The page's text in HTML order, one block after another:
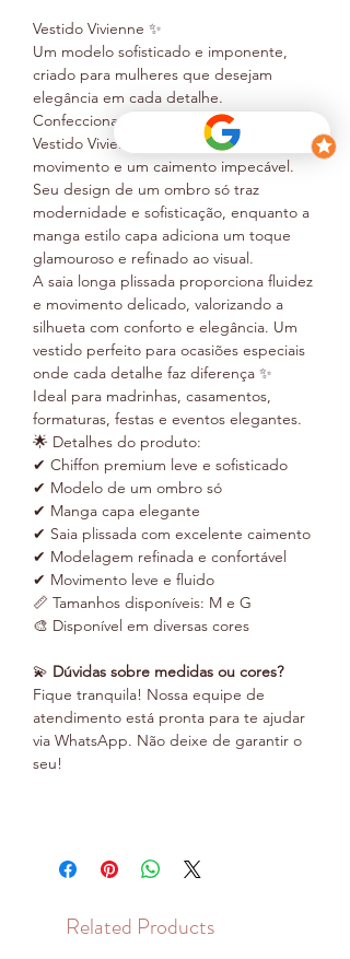
Vestido Vivienne ✨
Um modelo sofisticado e imponente,
criado para mulheres que desejam
elegância em cada detalhe.
Confeccionado em chiffon premium, o
Vestido Vivienne combina leveza,
movimento e um caimento impecável.
Seu design de um ombro só traz
modernidade e sofisticação, enquanto a
manga estilo capa adiciona um toque
glamouroso e refinado ao visual.
A saia longa plissada proporciona fluidez
e movimento delicado, valorizando a
silhueta com conforto e elegância. Um
vestido perfeito para ocasiões especiais
onde cada detalhe faz diferença ✨
Ideal para madrinhas, casamentos,
formaturas, festas e eventos elegantes.
🌟 Detalhes do produto:
✔ Chiffon premium leve e sofisticado
✔ Modelo de um ombro só
✔ Manga capa elegante
✔ Saia plissada com excelente caimento
✔ Modelagem refinada e confortável
✔ Movimento leve e fluido
📏 Tamanhos disponíveis: M e G
🎨 Disponível em diversas cores
💫 Dúvidas sobre medidas ou cores?
Fique tranquila! Nossa equipe de
atendimento está pronta para te ajudar
via WhatsApp. Não deixe de garantir o
seu!
Related Products